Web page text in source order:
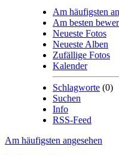
Am häufigsten
Am besten
Neueste Fotos
Neueste Alben
Zufällige Fotos
Kalender
Schlagworte (0)
Suchen
Info
RSS-Feed
Am häufigsten angesehen